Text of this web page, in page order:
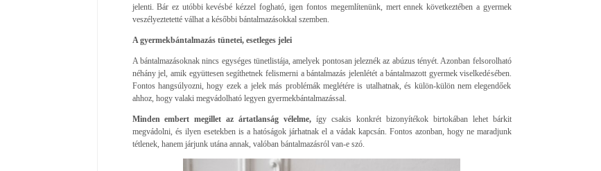
jelenti. Bár ez utóbbi kevésbé kézzel fogható, igen fontos megemlítenünk, mert ennek következtében a gyermek
veszélyeztetetté válhat a későbbi bántalmazásokkal szemben.
A gyermekbántalmazás tünetei, esetleges jelei
A bántalmazásoknak nincs egységes tünetlistája, amelyek pontosan jeleznék az abúzus tényét. Azonban felsorolható
néhány jel, amik együttesen segíthetnek felismerni a bántalmazás jelenlétét a bántalmazott gyermek viselkedésében.
Fontos hangsúlyozni, hogy ezek a jelek más problémák meglétére is utalhatnak, és külön-külön nem elegendőek
ahhoz, hogy valaki megvádolható legyen gyermekbántalmazással.
Minden embert megillet az ártatlanság vélelme, így csakis konkrét bizonyítékok birtokában lehet bárkit
megvádolni, és ilyen esetekben is a hatóságok járhatnak el a vádak kapcsán. Fontos azonban, hogy ne maradjunk
tétlenek, hanem járjunk utána annak, valóban bántalmazásról van-e szó.